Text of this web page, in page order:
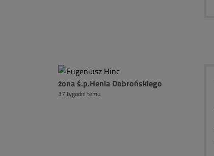
żona ś.p.Henia Dobrońskiego
37 tygodni temu